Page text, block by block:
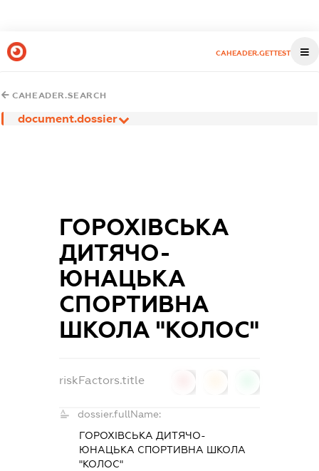
CAHEADER.GETTEST
CAHEADER.SEARCH
document.dossier
ГОРОХІВСЬКА
ДИТЯЧО-
ЮНАЦЬКА
СПОРТИВНА
ШКОЛА "КОЛОС"
riskFactors.title
dossier.fullName:
ГОРОХІВСЬКА ДИТЯЧО-
ЮНАЦЬКА СПОРТИВНА ШКОЛА
"КОЛОС"